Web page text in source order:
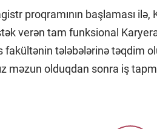
proqramının başlaması
verən tam funksional
fakültənin tələbələrinə təqdim
məzun olduqdan sonra iş